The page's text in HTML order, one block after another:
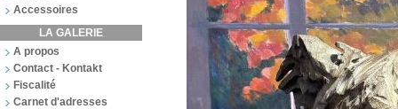
Accessoires
LA GALERIE
A propos
Contact - Kontakt
Fiscalité
Carnet d'adresses